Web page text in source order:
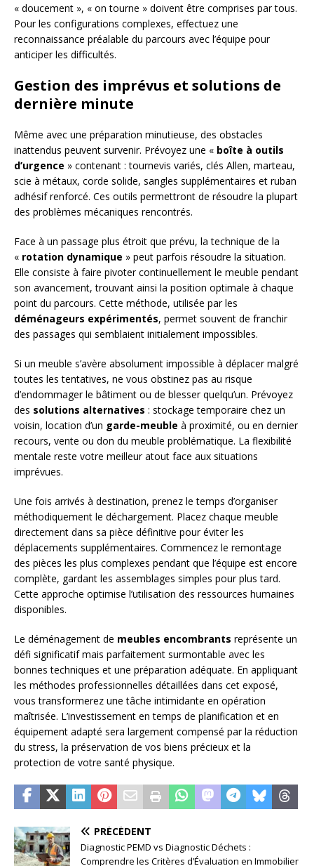
« doucement », « on tourne » doivent être comprises par tous.
Pour les configurations complexes, effectuez une
reconnaissance préalable du parcours avec l’équipe pour
anticiper les difficultés.
Gestion des imprévus et solutions de
dernière minute
Même avec une préparation minutieuse, des obstacles
inattendus peuvent survenir. Prévoyez une « boîte à outils
d’urgence » contenant : tournevis variés, clés Allen, marteau,
scie à métaux, corde solide, sangles supplémentaires et ruban
adhésif renforcé. Ces outils permettront de résoudre la plupart
des problèmes mécaniques rencontrés.
Face à un passage plus étroit que prévu, la technique de la
« rotation dynamique » peut parfois résoudre la situation.
Elle consiste à faire pivoter continuellement le meuble pendant
son avancement, trouvant ainsi la position optimale à chaque
point du parcours. Cette méthode, utilisée par les
déménageurs expérimentés, permet souvent de franchir
des passages qui semblaient initialement impossibles.
Si un meuble s’avère absolument impossible à déplacer malgré
toutes les tentatives, ne vous obstinez pas au risque
d’endommager le bâtiment ou de blesser quelqu’un. Prévoyez
des solutions alternatives : stockage temporaire chez un
voisin, location d’un garde-meuble à proximité, ou en dernier
recours, vente ou don du meuble problématique. La flexibilité
mentale reste votre meilleur atout face aux situations
imprévues.
Une fois arrivés à destination, prenez le temps d’organiser
méthodiquement le déchargement. Placez chaque meuble
directement dans sa pièce définitive pour éviter les
déplacements supplémentaires. Commencez le remontage
des pièces les plus complexes pendant que l’équipe est encore
complète, gardant les assemblages simples pour plus tard.
Cette approche optimise l’utilisation des ressources humaines
disponibles.
Le déménagement de meubles encombrants représente un
défi significatif mais parfaitement surmontable avec les
bonnes techniques et une préparation adéquate. En appliquant
les méthodes professionnelles détaillées dans cet exposé,
vous transformerez une tâche intimidante en opération
maîtrisée. L’investissement en temps de planification et en
équipement adapté sera largement compensé par la réduction
du stress, la préservation de vos biens précieux et la
protection de votre santé physique.
PRÉCÉDENT
Diagnostic PEMD vs Diagnostic Déchets :
Comprendre les Critères d’Évaluation en Immobilier